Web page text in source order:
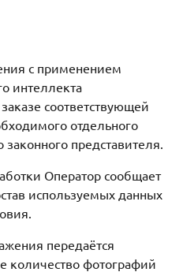
с применением
интеллекта
соответствующей
отдельного
представителя.
Оператор сообщает
используемых данных
передаётся
количество фотографий